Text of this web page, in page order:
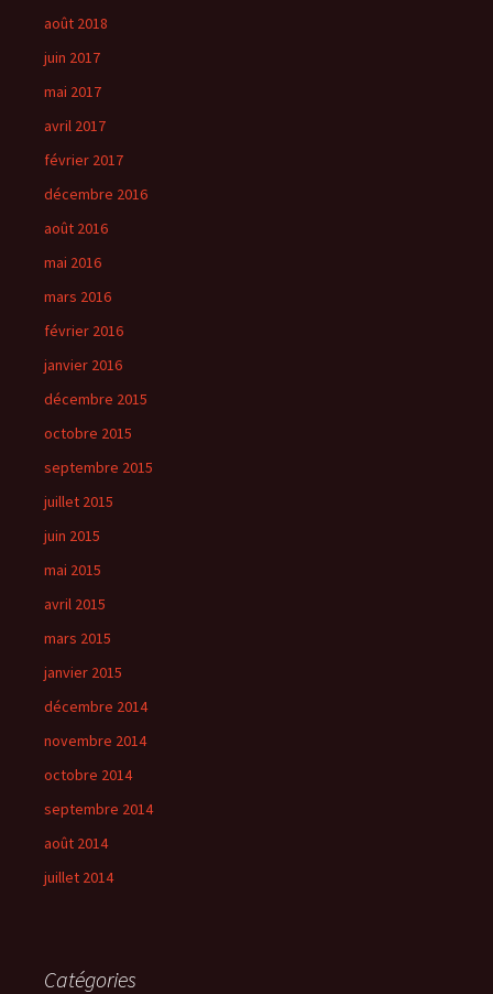
août 2018
juin 2017
mai 2017
avril 2017
février 2017
décembre 2016
août 2016
mai 2016
mars 2016
février 2016
janvier 2016
décembre 2015
octobre 2015
septembre 2015
juillet 2015
juin 2015
mai 2015
avril 2015
mars 2015
janvier 2015
décembre 2014
novembre 2014
octobre 2014
septembre 2014
août 2014
juillet 2014
Catégories